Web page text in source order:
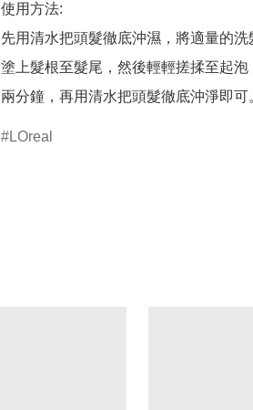
使用方法:
先用清水把頭髮徹底沖濕，將適量的
塗上髮根至髮尾，然後輕輕搓揉至起
LOreal